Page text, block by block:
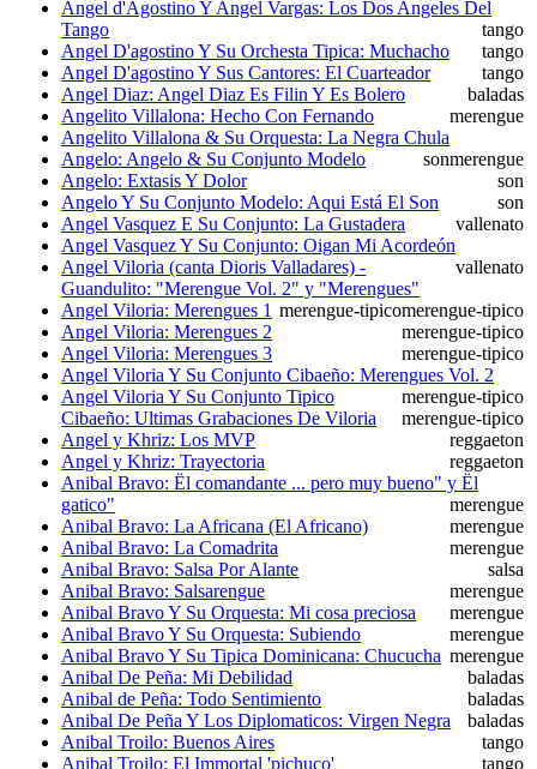
Angel d'Agostino Y Angel Vargas: Los Dos Angeles Del
Tango
tango
Angel D'agostino Y Su Orchesta Tipica: Muchacho
tango
Angel D'agostino Y Sus Cantores: El Cuarteador
tango
Angel Diaz: Angel Diaz Es Filin Y Es Bolero
baladas
Angelito Villalona: Hecho Con Fernando
merengue
Angelito Villalona & Su Orquesta: La Negra Chula
merengue
Angelo: Angelo & Su Conjunto Modelo
son
Angelo: Extasis Y Dolor
son
Angelo Y Su Conjunto Modelo: Aqui Está El Son
son
Angel Vasquez E Su Conjunto: La Gustadera
vallenato
Angel Vasquez Y Su Conjunto: Oigan Mi Acordeón
vallenato
Angel Viloria (canta Dioris Valladares) -
Guandulito: "Merengue Vol. 2" y "Merengues"
merengue-tipico
Angel Viloria: Merengues 1 merengue-tipico
Angel Viloria: Merengues 2
merengue-tipico
Angel Viloria: Merengues 3
merengue-tipico
Angel Viloria Y Su Conjunto Cibaeño: Merengues Vol. 2
merengue-tipico
Angel Viloria Y Su Conjunto Tipico
Cibaeño: Ultimas Grabaciones De Viloria
merengue-tipico
Angel y Khriz: Los MVP
reggaeton
Angel y Khriz: Trayectoria
reggaeton
Anibal Bravo: Ël comandante ... pero muy bueno" y Ël
gatico"
merengue
Anibal Bravo: La Africana (El Africano)
merengue
Anibal Bravo: La Comadrita
merengue
Anibal Bravo: Salsa Por Alante
salsa
Anibal Bravo: Salsarengue
merengue
Anibal Bravo Y Su Orquesta: Mi cosa preciosa
merengue
Anibal Bravo Y Su Orquesta: Subiendo
merengue
Anibal Bravo Y Su Tipica Dominicana: Chucucha merengue
Anibal De Peña: Mi Debilidad
baladas
Anibal de Peña: Todo Sentimiento
baladas
Anibal De Peña Y Los Diplomaticos: Virgen Negra
baladas
Anibal Troilo: Buenos Aires
tango
Anibal Troilo: El Immortal 'pichuco'
tango